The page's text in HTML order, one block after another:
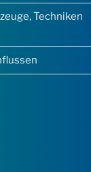
Techniken